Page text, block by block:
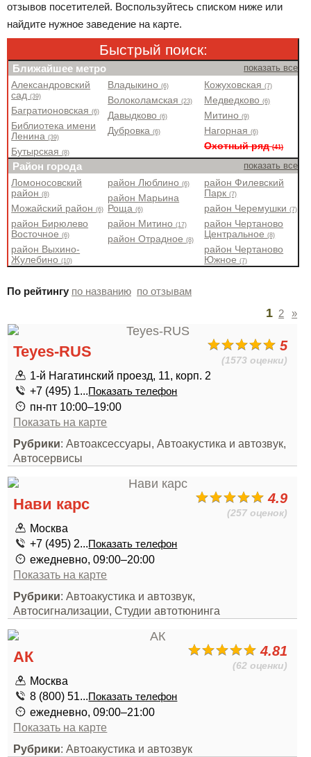
отзывов посетителей. Воспользуйтесь списком ниже или
найдите нужное заведение на карте.
Быстрый поиск:
Ближайшее метро показать все
Александровский
сад(39)
Багратионовская(6)
Библиотека имени
Ленина(39)
Бутырская(8)
Владыкино(6)
Волоколамская(23)
Давыдково(6)
Дубровка(6)
Кожуховская(7)
Медведково(6)
Митино(9)
Нагорная(6)
Охотный ряд(41)
Район города показать все
Ломоносовский
район(8)
Можайский район(6)
район Бирюлево
Восточное(6)
район Выхино-
Жулебино(10)
район Люблино(6)
район Марьина
Роща(6)
район Митино(17)
район Отрадное(8)
район Филевский
Парк(7)
район Черемушки(7)
район Чертаново
Центральное(8)
район Чертаново
Южное(7)
По рейтингу по названию по отзывам
1 2 »
5
(1573 оценки)
Teyes-RUS
1-й Нагатинский проезд, 11, корп. 2
+7 (495) 1...Показать телефон
пн-пт 10:00–19:00
Показать на карте
Рубрики: Автоаксессуары, Автоакустика и автозвук,
Автосервисы
4.9
(257 оценок)
Нави карс
Москва
+7 (495) 2...Показать телефон
ежедневно, 09:00–20:00
Показать на карте
Рубрики: Автоакустика и автозвук,
Автосигнализации, Студии автотюнинга
4.81
(62 оценки)
АК
Москва
8 (800) 51...Показать телефон
ежедневно, 09:00–21:00
Показать на карте
Рубрики: Автоакустика и автозвук